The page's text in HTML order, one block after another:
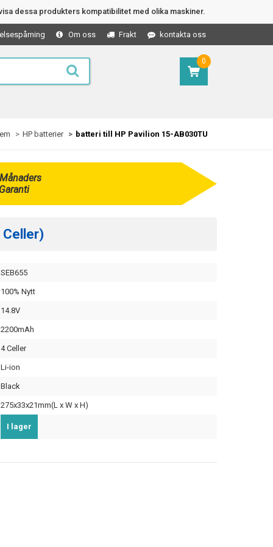
dessa produkters kompatibilitet med olika maskiner.
kontakta oss
Frakt
Om oss
0
HP batterier batteri till HP Pavilion 15-AB030TU
SEB655
100% Nytt
14.8V
2200mAh
4 Celler
Li-ion
Black
275x33x21mm(L x W x H)
I lager